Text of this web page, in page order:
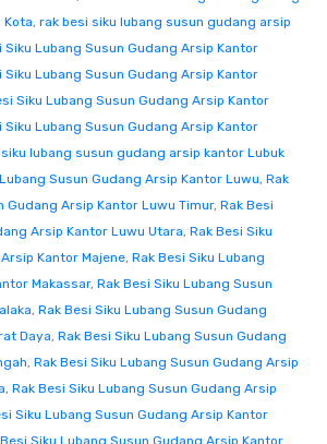
Kota, rak besi siku lubang susun gudang arsip
Siku Lubang Susun Gudang Arsip Kantor
Siku Lubang Susun Gudang Arsip Kantor
Siku Lubang Susun Gudang Arsip Kantor
Siku Lubang Susun Gudang Arsip Kantor
lubang susun gudang arsip kantor Lubuk
Susun Gudang Arsip Kantor Luwu, Rak
Gudang Arsip Kantor Luwu Timur, Rak Besi
Arsip Kantor Luwu Utara, Rak Besi Siku
Kantor Majene, Rak Besi Siku Lubang
Makassar, Rak Besi Siku Lubang Susun
, Rak Besi Siku Lubang Susun Gudang
Daya, Rak Besi Siku Lubang Susun Gudang
, Rak Besi Siku Lubang Susun Gudang Arsip
, Rak Besi Siku Lubang Susun Gudang Arsip
Siku Lubang Susun Gudang Arsip Kantor
Siku Lubang Susun Gudang Arsip Kantor